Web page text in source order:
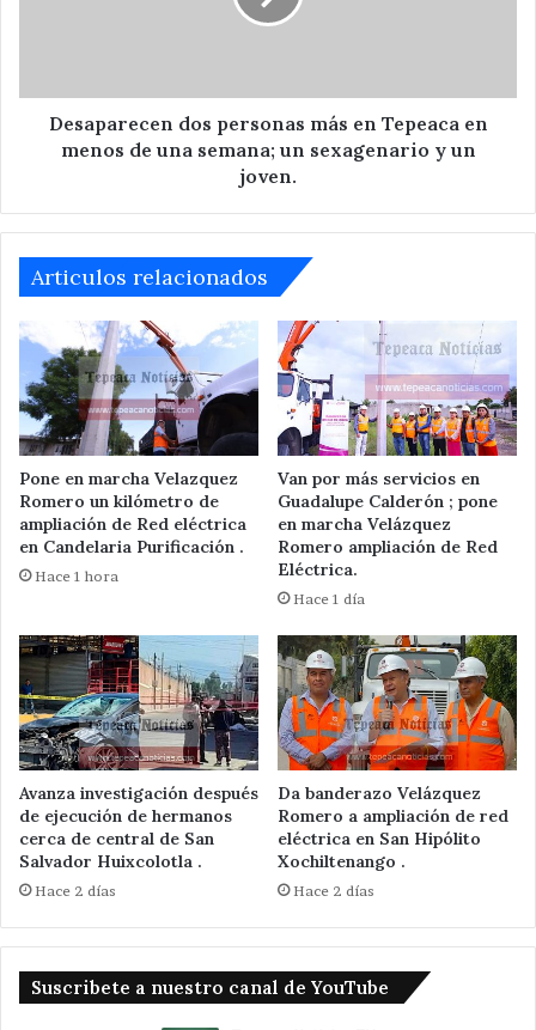
de
semana;
y
joven.
Desaparecen dos personas más en Tepeaca en
menos de una semana; un sexagenario y un
joven.
Articulos relacionados
Pone en marcha Velazquez
Romero un kilómetro de
ampliación de Red eléctrica
en Candelaria Purificación .
Hace 1 hora
Van por más servicios en
Guadalupe Calderón ; pone
en marcha Velázquez
Romero ampliación de Red
Eléctrica.
Hace 1 día
Avanza investigación después
de ejecución de hermanos
cerca de central de San
Salvador Huixcolotla .
Hace 2 días
Da banderazo Velázquez
Romero a ampliación de red
eléctrica en San Hipólito
Xochiltenango .
Hace 2 días
Suscribete a nuestro canal de YouTube